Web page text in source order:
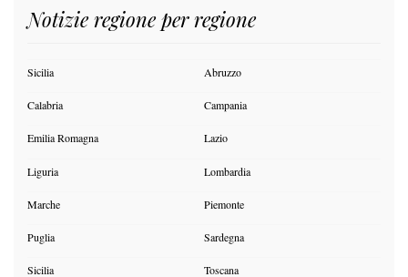
Notizie regione per regione
Sicilia Abruzzo
Calabria Campania
Emilia Romagna Lazio
Liguria Lombardia
Marche Piemonte
Puglia Sardegna
Sicilia Toscana